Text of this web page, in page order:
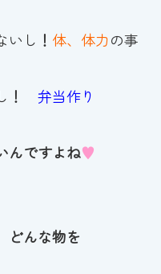
いし ！ 体、体力の事
！
弁当作り
んですよね♥
んな物を